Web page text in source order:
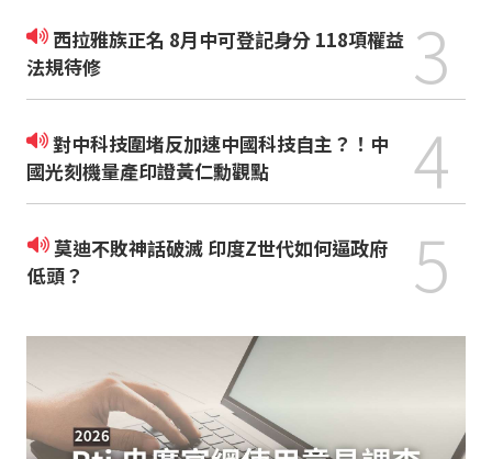
西拉雅族正名 8月中可登記身分 118項權益
法規待修
3
對中科技圍堵反加速中國科技自主？！中
國光刻機量產印證黃仁勳觀點
4
莫迪不敗神話破滅 印度Z世代如何逼政府
低頭？
5